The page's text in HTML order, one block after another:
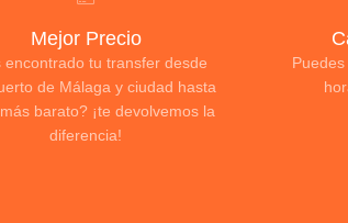
Mejor Precio
encontrado tu transfer desde
de Málaga y ciudad hasta
barato? ¡te devolvemos la
diferencia!